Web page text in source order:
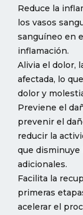
Reduce la
los vasos
sanguíneo en
inflamación.
Alivia el dolor,
afectada, lo
dolor y
Previene el
prevenir el
reducir la
que disminuye
adicionales.
Facilita la
primeras
acelerar el